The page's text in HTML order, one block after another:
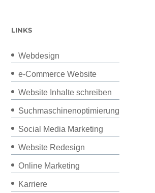
LINKS
Webdesign
e-Commerce Website
Website Inhalte schreiben
Suchmaschinenoptimierung
Social Media Marketing
Website Redesign
Online Marketing
Karriere